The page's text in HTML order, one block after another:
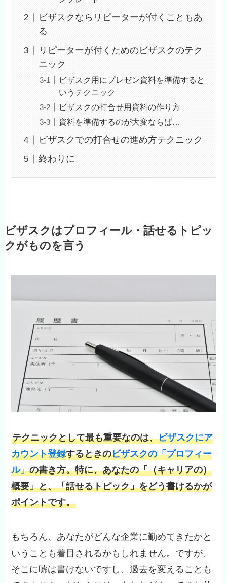
ビザスクならリピーターが付くこともあ
る
リピーターが付くためのビザスクのテク
ニック
ビザスク用にプレゼン資料を準備すると
いうテクニック
ビザスクの打合せ用資料の作り方
資料を準備するのが大変ならば…
ビザスクでの打合せの進め方テクニック
終わりに
ビザスクはプロフィール・話せるトピッ
クがものを言う
テクニックとして最も重要なのは、ビザスクにア
カウント登録するときのビザスクの「プロフィー
ル」の書き方。特に、あなたの「（キャリアの）
概要」と、「話せるトピック」をどう書けるかが
ポイントです。
もちろん、あなたがどんな企業に勤めてきたかと
いうことも着目されるかもしれません。ですが、
そこに嘘は書けないですし、過去を変えることも